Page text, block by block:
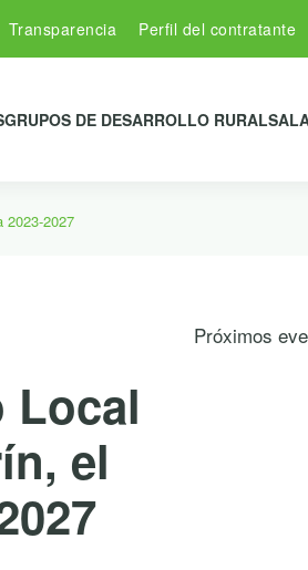
Transparencia Perfil del contratante
GRUPOS DE DESARROLLO RURAL
2023-2027
Local
el
Próximos